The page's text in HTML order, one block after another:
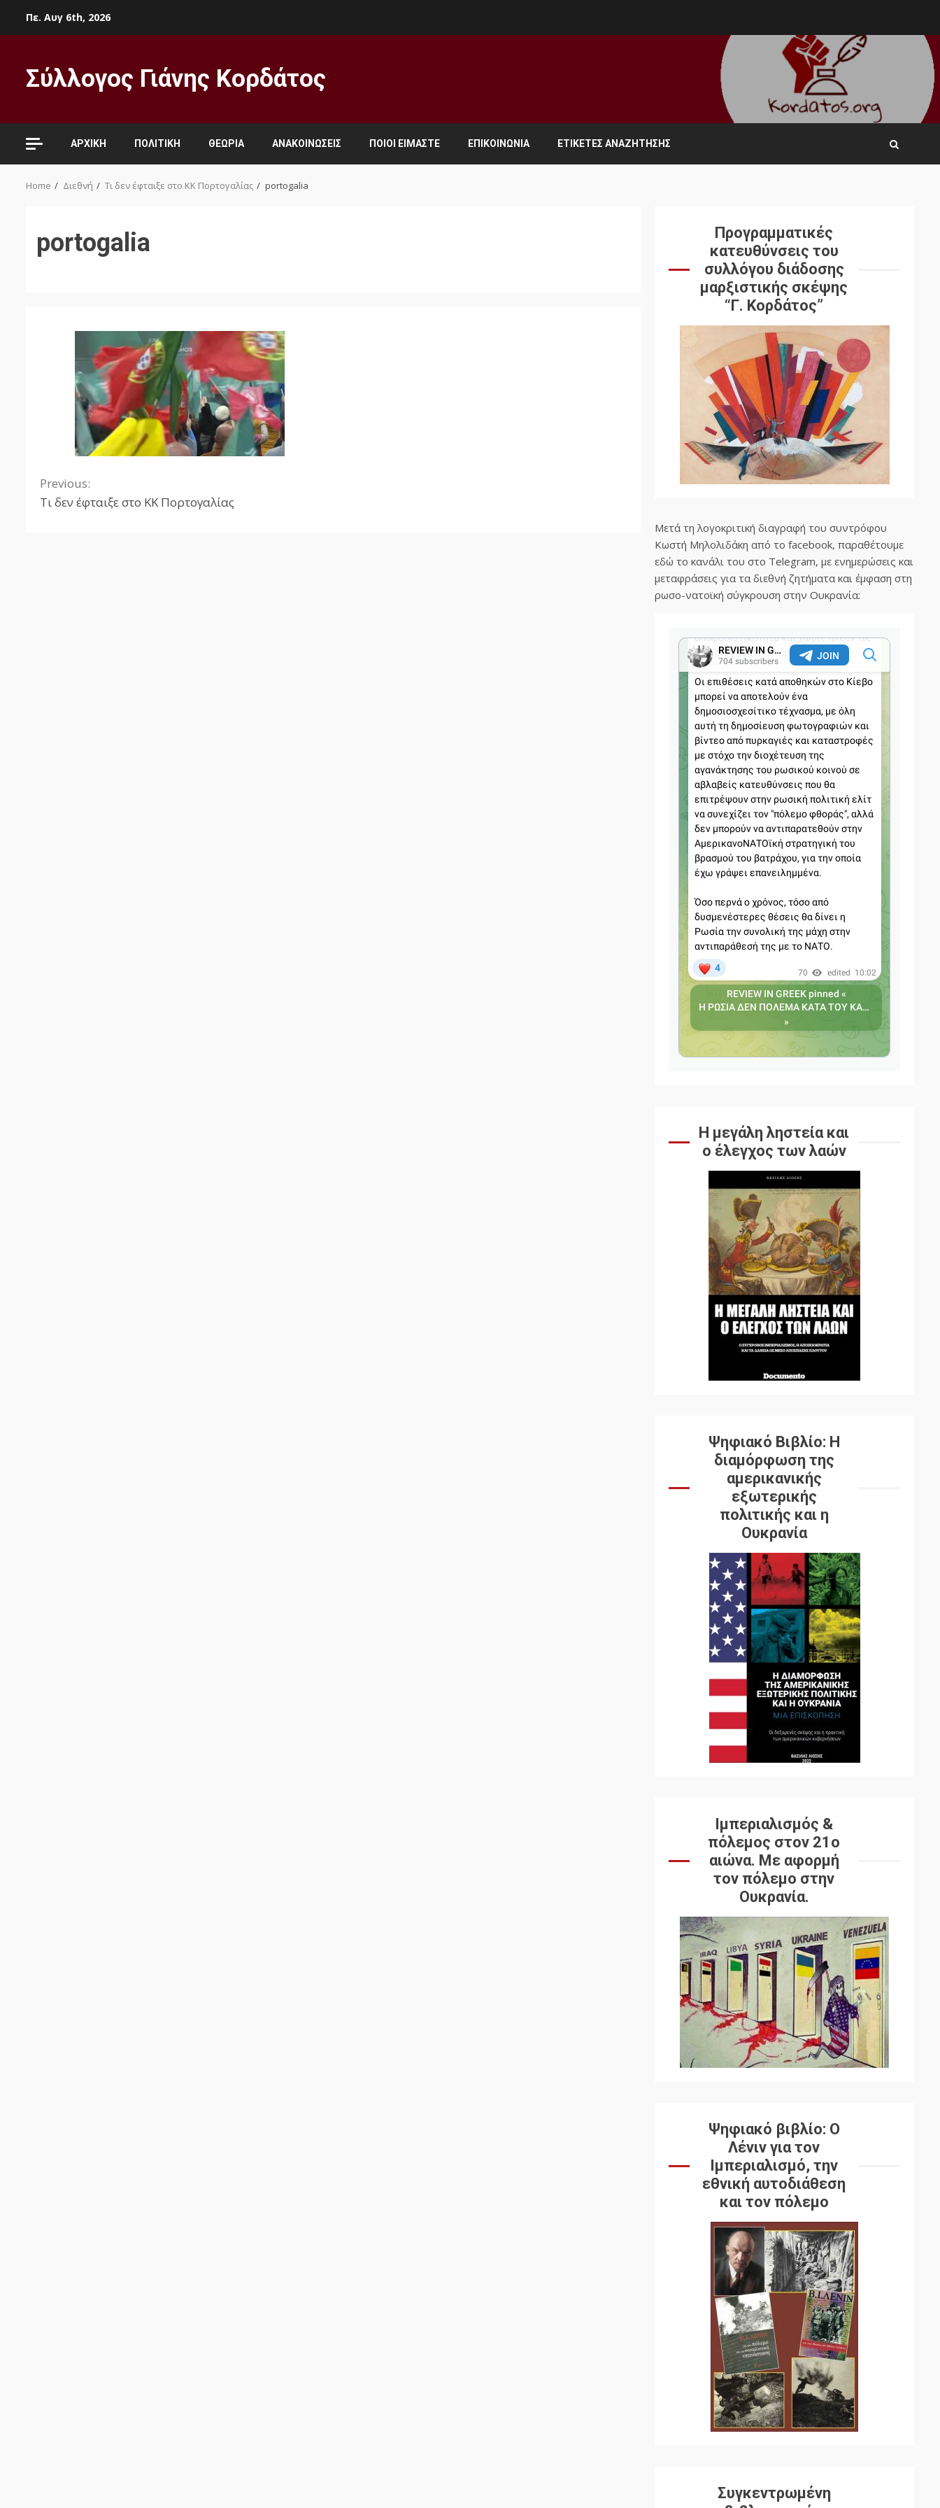
Πε. Αυγ 6th, 2026
Σύλλογος Γιάνης Κορδάτος
ΑΡΧΙΚΉ ΠΟΛΙΤΙΚΉ ΘΕΩΡΊΑ ΑΝΑΚΟΙΝΏΣΕΙΣ ΠΟΙΟΙ ΕΊΜΑΣΤΕ ΕΠΙΚΟΙΝΩΝΊΑ ΕΤΙΚΈΤΕΣ ΑΝΑΖΉΤΗΣΗΣ
Home Διεθνή Τι δεν έφταιξε στο ΚΚ Πορτογαλίας portogalia
portogalia
Continue
Previous:
Τι δεν έφταιξε στο ΚΚ Πορτογαλίας
Προγραμματικές
κατευθύνσεις του
συλλόγου διάδοσης
μαρξιστικής σκέψης
“Γ. Κορδάτος”
Μετά τη λογοκριτική διαγραφή του συντρόφου
Κωστή Μηλολιδάκη από το facebook, παραθέτουμε
εδώ το κανάλι του στο Telegram, με ενημερώσεις και
μεταφράσεις για τα διεθνή ζητήματα και έμφαση στη
ρωσο-νατοϊκή σύγκρουση στην Ουκρανία:
Η μεγάλη ληστεία και
ο έλεγχος των λαών
Ψηφιακό Βιβλίο: Η
διαμόρφωση της
αμερικανικής
εξωτερικής
πολιτικής και η
Ουκρανία
Ιμπεριαλισμός &
πόλεμος στον 21ο
αιώνα. Mε αφορμή
τον πόλεμο στην
Ουκρανία.
Ψηφιακό βιβλίο: Ο
Λένιν για τον
Ιμπεριαλισμό, την
εθνική αυτοδιάθεση
και τον πόλεμο
Συγκεντρωμένη